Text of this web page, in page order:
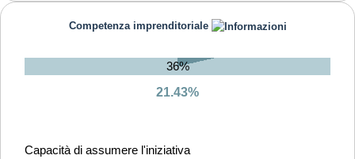
Capacità di gestire il proprio apprendimento e la propria
Capacità di gestire l'incertezza, la complessità e lo stress
Competenza imprenditoriale
36%
21.43%
Capacità di assumere l'iniziativa